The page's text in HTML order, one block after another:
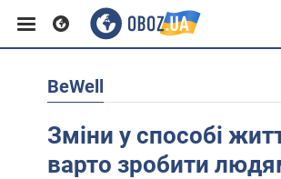
Європа
США
BeWell
Зміни у способі
варто зробити